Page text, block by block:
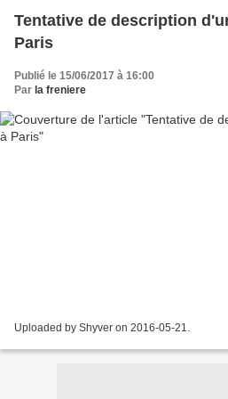
Tentative de description
Paris
Publié le 15/06/2017 à 16:00
Par la freniere
Uploaded by Shyver on 2016-05-21.